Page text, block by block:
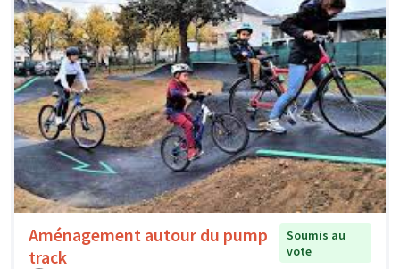
Aménagement autour du pump
track
Soumis au
vote